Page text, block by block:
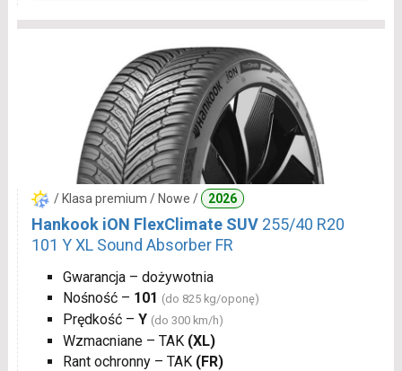
/ Klasa premium / Nowe / 2026
Hankook iON FlexClimate SUV 255/40 R20
101 Y XL Sound Absorber FR
Gwarancja – dożywotnia
Nośność – 101 (do 825 kg/oponę)
Prędkość – Y (do 300 km/h)
Wzmacniane – TAK (XL)
Rant ochronny – TAK (FR)